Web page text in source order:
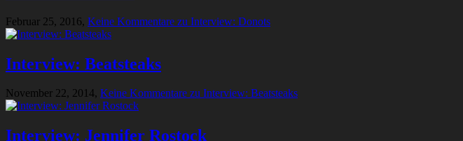
Februar 25, 2016, Keine Kommentare zu Interview: Donots
Interview: Beatsteaks
November 22, 2014, Keine Kommentare zu Interview: Beatsteaks
Interview: Jennifer Rostock